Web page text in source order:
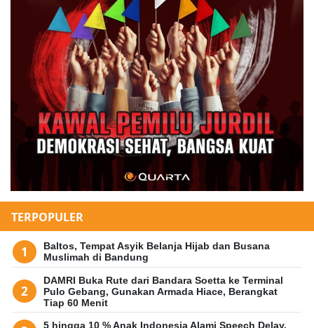
TERPOPULER
Baltos, Tempat Asyik Belanja Hijab dan Busana
Muslimah di Bandung
DAMRI Buka Rute dari Bandara Soetta ke Terminal
Pulo Gebang, Gunakan Armada Hiace, Berangkat
Tiap 60 Menit
5 hingga 10 % Anak Indonesia Alami Speech Delay,